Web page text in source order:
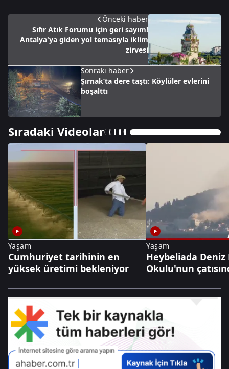
Önceki haber
Sıfır Atık Forumu için geri sayım!
Antalya'ya giden yol temasıyla iklim
zirvesi
Sonraki haber
Şırnak’ta dere taştı: Köylüler evlerini
boşalttı
Sıradaki Videolar
Yaşam
Cumhuriyet tarihinin en
yüksek üretimi bekleniyor
Yaşam
Heybeliada Deniz
Okulu'nun